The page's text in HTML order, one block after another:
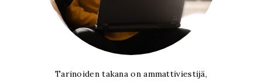
Tarinoiden takana on ammattiviestijä,